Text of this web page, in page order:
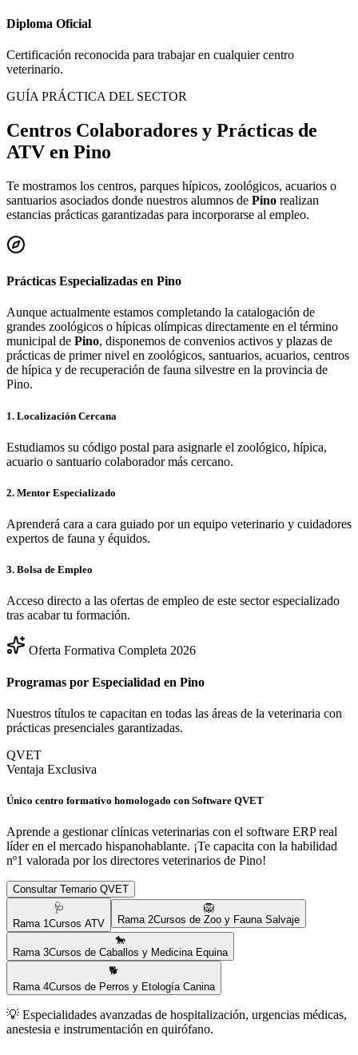
Diploma Oficial
Certificación reconocida para trabajar en cualquier centro
veterinario.
GUÍA PRÁCTICA DEL SECTOR
Centros Colaboradores y Prácticas de
ATV en Pino
Te mostramos los centros, parques hípicos, zoológicos, acuarios o
santuarios asociados donde nuestros alumnos de Pino realizan
estancias prácticas garantizadas para incorporarse al empleo.
Prácticas Especializadas en Pino
Aunque actualmente estamos completando la catalogación de
grandes zoológicos o hípicas olímpicas directamente en el término
municipal de Pino, disponemos de convenios activos y plazas de
prácticas de primer nivel en zoológicos, santuarios, acuarios, centros
de hípica y de recuperación de fauna silvestre en la provincia de
Pino.
1. Localización Cercana
Estudiamos su código postal para asignarle el zoológico, hípica,
acuario o santuario colaborador más cercano.
2. Mentor Especializado
Aprenderá cara a cara guiado por un equipo veterinario y cuidadores
expertos de fauna y équidos.
3. Bolsa de Empleo
Acceso directo a las ofertas de empleo de este sector especializado
tras acabar tu formación.
Oferta Formativa Completa 2026
Programas por Especialidad en Pino
Nuestros títulos te capacitan en todas las áreas de la veterinaria con
prácticas presenciales garantizadas.
QVET
Ventaja Exclusiva
Único centro formativo homologado con Software QVET
Aprende a gestionar clínicas veterinarias con el software ERP real
líder en el mercado hispanohablante. ¡Te capacita con la habilidad
nº1 valorada por los directores veterinarios de Pino!
Consultar Temario QVET
🩺
Rama 1Cursos ATV
🦁
Rama 2Cursos de Zoo y Fauna Salvaje
🐎
Rama 3Cursos de Caballos y Medicina Equina
🐕
Rama 4Cursos de Perros y Etología Canina
💡 Especialidades avanzadas de hospitalización, urgencias médicas,
anestesia e instrumentación en quirófano.